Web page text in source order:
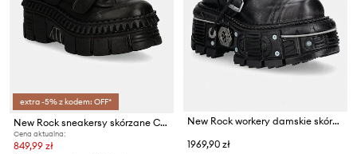
extra -5% z kodem: OFF*
New Rock sneakersy skórzane CRUST NEGRO NEGRO + TOWER CASCO NEGRO
Cena aktualna:
849,99 zł
New Rock workery damskie skórzane ITALI NEGRO, NOMADA NEGRO, ORIFICIO
1969,90 zł